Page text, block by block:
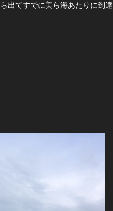
出てすでに美ら海あたりに到達